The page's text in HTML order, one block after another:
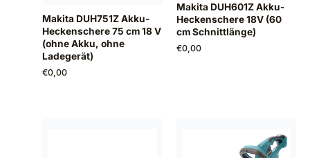
Makita DUH751Z Akku-
Heckenschere 75 cm 18 V
(ohne Akku, ohne
Ladegerät)
€0,00
Makita DUH601Z Akku-
Heckenschere 18V (60
cm Schnittlänge)
€0,00